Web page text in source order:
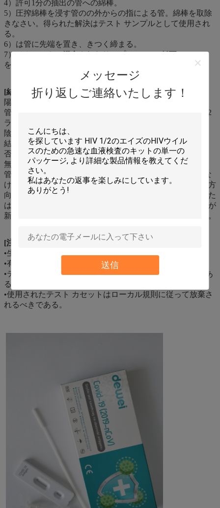
メッセージ
折り返しご連絡いたします！
送信
4）許可1分の抽出の管への綿棒。
5）圧搾綿棒を浸す管のの外からの指による管。綿棒を取除
きなさい。得られた解決はテスト サンプルとして使用され
る。
6）は管に先端を置き、きつく締まる。
7）はカセットに混合されたサンプルの3つの低下（100µl）
を加え、15分の結果を読んだ。
[結果の解釈]
陽性:
管理線（c）および結果の窓内のテスト ライン（t）として2
ラインの存在はプラスの結果を示す。
陰性:
結果の窓内の管理線だけ（c）の存在はaを示す
否定的な結果。
無効:
管理線（c）がテストを行った後結果の窓の内で目に見えな
ければ、結果は無効考慮される。無効な結果のある原因は方
向に正しく続かないことのためにそうなったものであるまた
はテストは有効期限を越えて悪化するかもしれない。標本が
新しいテストを使用して再試験をされることが推薦される。
[注意]
•生体外の診断使用だけのため。
•有効期限後に使用してはいけない。
•テスト カセットは使用までの密封された袋に残るべきであ
る。
•使用されたテスト カセットはローカル規則に従って放棄さ
れるべきである。